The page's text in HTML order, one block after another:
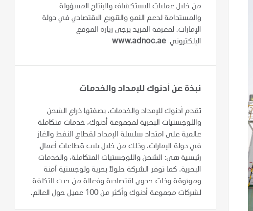
من خلال عمليات الاستكشاف والإنتاج المسؤولة
والمستدامة لدعم النمو والتنويع الاقتصادي في دولة
الإمارات. لمعرفة المزيد يرجى زيارة الموقع
الإلكتروني www.adnoc.ae
نبذة عن أدنوك للإمداد والخدمات
تقدم أدنوك للإمداد والخدمات، بصفتها ذراع الشحن
واللوجستيات البحرية لمجموعة أدنوك، خدمات متكاملة
عالمية على امتداد سلسلة الإمداد لقطاع النفط والغاز
في دولة الإمارات، وذلك من خلال ثلاث قطاعات أعمال
رئيسية هي: الشحن واللوجستيات المتكاملة، والخدمات
البحرية. كما توفر الشركة حلولاً بحرية ولوجستية آمنة
وموثوقة وذات جدوى اقتصادية وفعالة من حيث التكلفة
لشركات مجموعة أدنوك وأكثر من 100 عميل حول العالم.